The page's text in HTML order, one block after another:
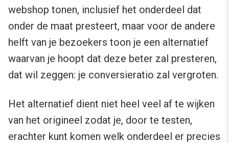
webshop tonen, inclusief het onderdeel dat
onder de maat presteert, maar voor de andere
helft van je bezoekers toon je een alternatief
waarvan je hoopt dat deze beter zal presteren,
dat wil zeggen: je conversieratio zal vergroten.
Het alternatief dient niet heel veel af te wijken
van het origineel zodat je, door te testen,
erachter kunt komen welk onderdeel er precies